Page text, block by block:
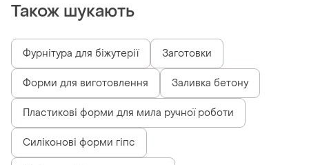
Також шукають
Фурнітура для біжутерії Заготовки
Форми для виготовлення Заливка бетону
Пластикові форми для мила ручної роботи
Силіконові форми гіпс